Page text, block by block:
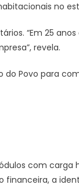
no
“Em 25
revela.
do Povo para
com carga
financeira, a